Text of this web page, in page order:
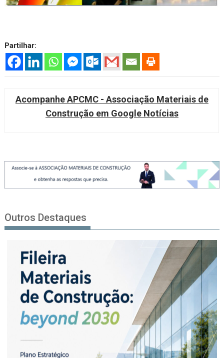
Partilhar:
Acompanhe APCMC - Associação Materiais de
Construção em Google Notícias
Outros Destaques